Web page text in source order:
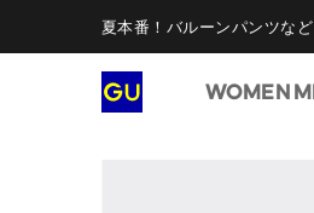
夏本番！バルーンパンツな
WOMEN